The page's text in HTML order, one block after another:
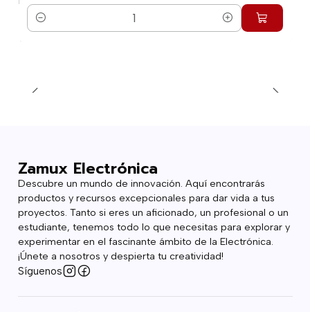
Cantidad
Zamux Electrónica
Descubre un mundo de innovación. Aquí encontrarás
productos y recursos excepcionales para dar vida a tus
proyectos. Tanto si eres un aficionado, un profesional o un
estudiante, tenemos todo lo que necesitas para explorar y
experimentar en el fascinante ámbito de la Electrónica.
¡Únete a nosotros y despierta tu creatividad!
Síguenos